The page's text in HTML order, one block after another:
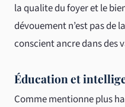
la qualite du foyer et le
dévouement n’est pas de
conscient ancre dans des
Éducation et
Comme mentionne plus